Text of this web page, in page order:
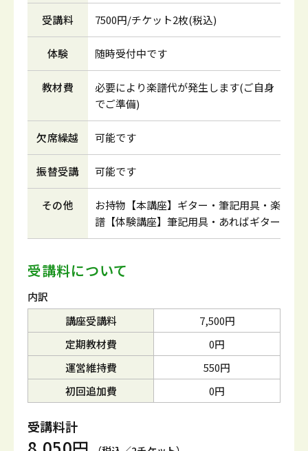
受講料 7500円/チケット2枚(税込)
体験 随時受付中です
教材費
必要により楽譜代が発生します(ご自身
でご準備)
欠席繰越 可能です
振替受講 可能です
その他
お持物【本講座】ギター・筆記用具・楽
譜【体験講座】筆記用具・あればギター
受講料について
内訳
講座受講料
7,500円
定期教材費
0円
運営維持費
550円
初回追加費
0円
受講料計